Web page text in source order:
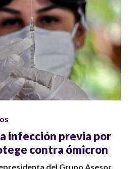
infección previa por
contra ómicron
del Grupo Asesor